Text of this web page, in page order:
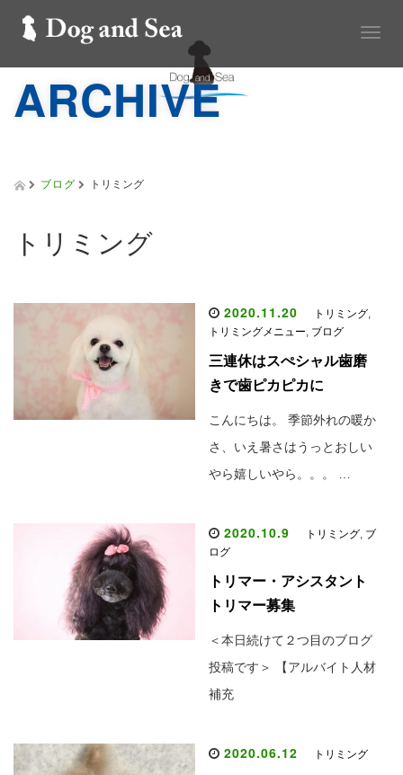
T
g
ARCHIVE
ブログ トリミング
トリミング
2020.11.20 トリミング,
トリミングメニュー, ブログ
三連休はスぺシャル歯磨
きで歯ピカピカに
こんにちは。 季節外れの暖か
さ、いえ暑さはうっとおしい
やら嬉しいやら。。。 …
2020.10.9 トリミング, ブ
ログ
トリマー・アシスタント
トリマー募集
＜本日続けて２つ目のブログ
投稿です＞ 【アルバイト人材
補充
2020.06.12 トリミング